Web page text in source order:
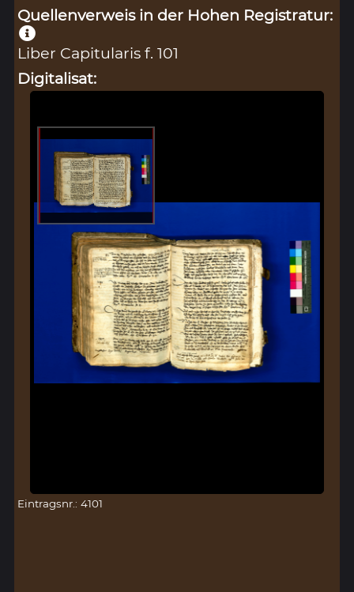
Quellenverweis in der Hohen Registratur:
Liber Capitularis f. 101
Digitalisat:
Eintragsnr.: 4101